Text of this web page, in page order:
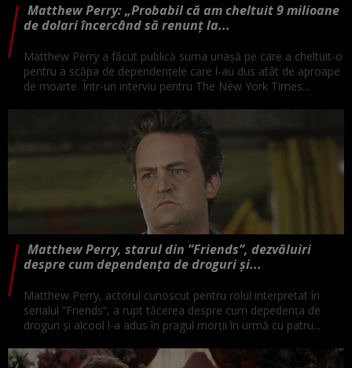
Matthew Perry: „Probabil că am cheltuit 9 milioane
de dolari încercând să renunț la...
Matthew Perry a făcut publică suma uriașă pe care a cheltuit-o
pentru a scăpa de dependențele care l-au dus atât de aproape
de moarte. Într-un interviu pentru The New York Times...
Matthew Perry, starul din ”Friends”, dezvăluiri
despre cum dependența de droguri și...
Matthew Perry, actorul cunoscut pentru rolul interpretat în
serialul ”Friends”, a rupt tăcerea despre cum depedența de
droguri și alcool l-a adus în pragul morții în urmă cu patru...